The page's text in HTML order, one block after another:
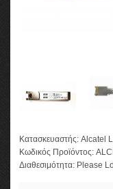
Κατασκευαστής: Alcatel
Κωδικός Προϊόντος:
Διαθεσιμότητα: Please